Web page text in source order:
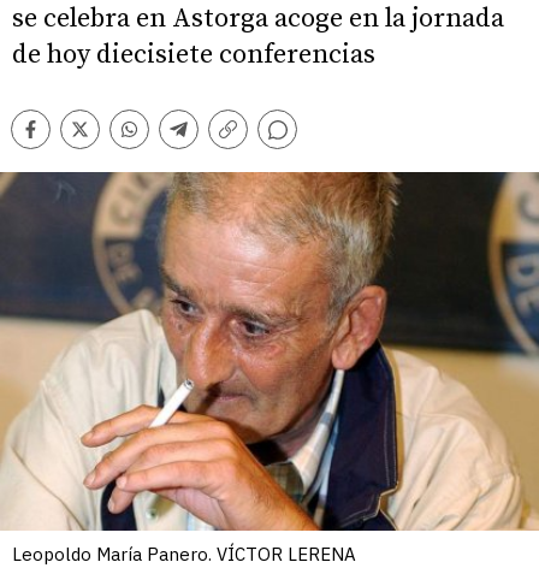
se celebra en Astorga acoge en la jornada
de hoy diecisiete conferencias
Facebook
TwitterWhatsappTelegram
Copiar
Comentarios
Leopoldo María Panero. VÍCTOR LERENA